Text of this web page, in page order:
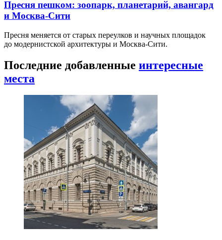
Пресня пешком: зоопарк, планетарий, авангард
и Москва-Сити
Пресня меняется от старых переулков и научных площадок
до модернистской архитектуры и Москва-Сити.
Последние добавленные интересные
места